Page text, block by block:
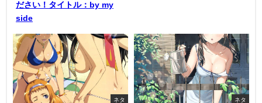
ださい！タイトル：by my
side
ネタ ネタ